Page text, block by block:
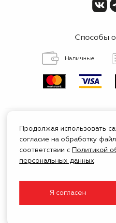
Способы
Наличные
публичной афертой
© 1999 - 2026 ГК
Продолжая использовать
согласие на обработку
соответствии с
Политикой
персональных данных.
Я согласен